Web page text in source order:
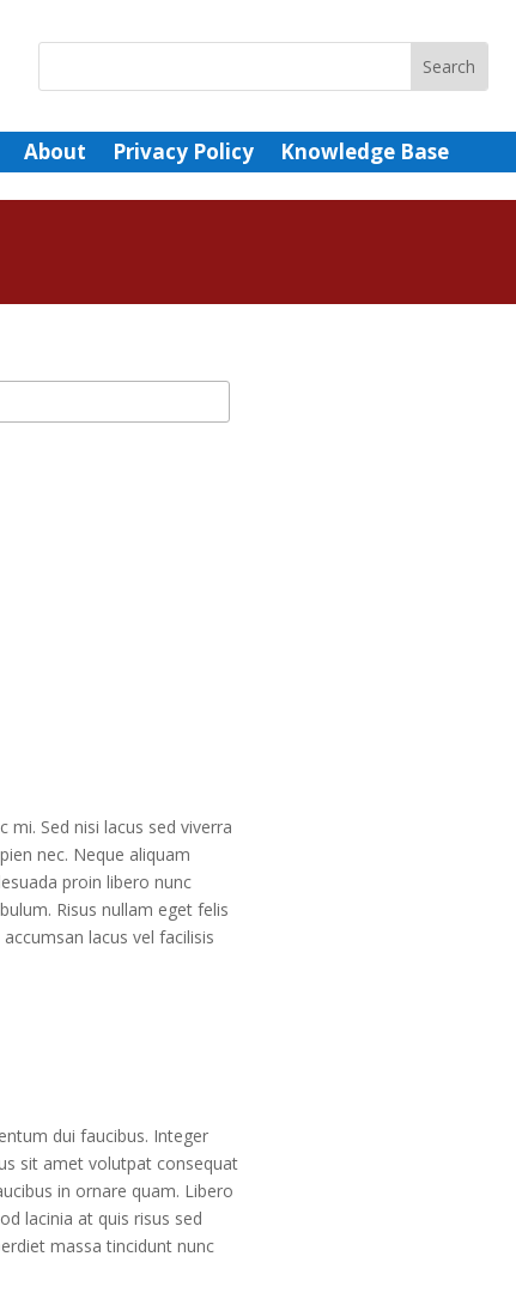
About Privacy Policy Knowledge Base
Sed nisi lacus sed viverra
nec. Neque aliquam
proin libero nunc
Risus nullam eget felis
lacus vel facilisis
dui faucibus. Integer
sit amet volutpat consequat
in ornare quam. Libero
lacinia at quis risus sed
massa tincidunt nunc